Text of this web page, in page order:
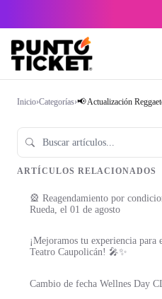
Inicio›Categorías›📢 Actualización
ARTÍCULOS RELACIONADOS
🎡 Reagendamiento por
Rueda, el 01 de agosto
¡Mejoramos tu experiencia
Teatro Caupolicán! 🎤✨
Cambio de fecha Wellnes Day